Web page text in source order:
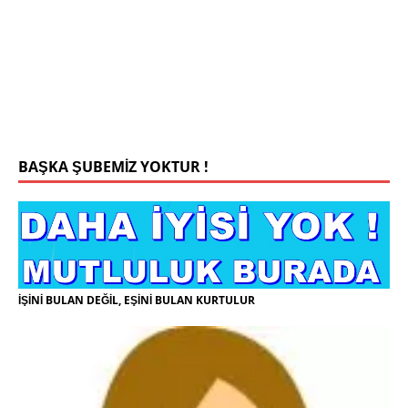
BAŞKA ŞUBEMİZ YOKTUR !
İŞİNİ BULAN DEĞİL, EŞİNİ BULAN KURTULUR